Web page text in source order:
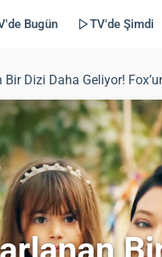
Bugün TV'de Şimdi
Dizi Daha Geliyor!